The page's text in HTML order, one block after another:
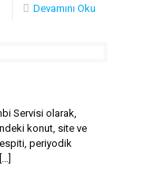
Devamını Oku
Servisi olarak,
konut, site ve
periyodik
[…]